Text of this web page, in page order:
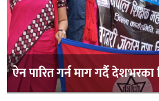
ऐन पारित गर्न माग गर्दै